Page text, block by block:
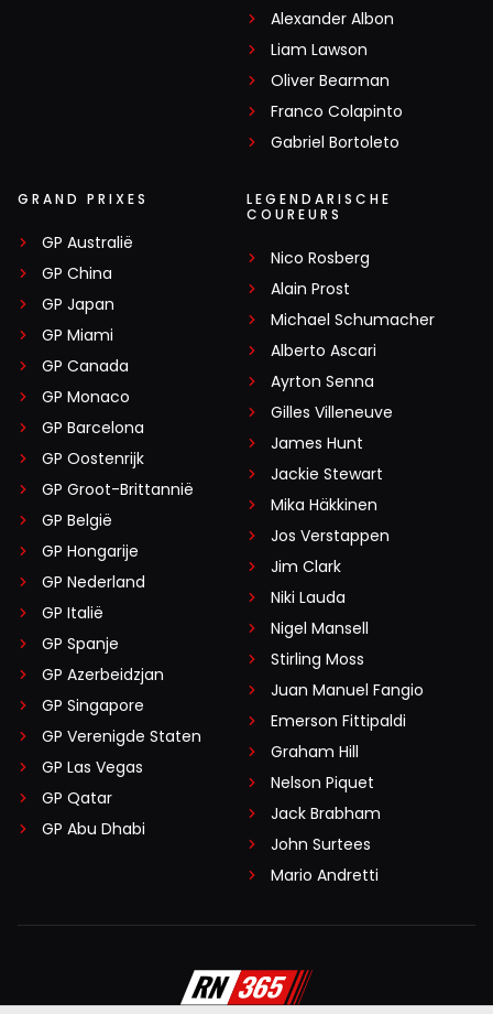
Alexander Albon
Liam Lawson
Oliver Bearman
Franco Colapinto
Gabriel Bortoleto
GRAND PRIXES
GP Australië
GP China
GP Japan
GP Miami
GP Canada
GP Monaco
GP Barcelona
GP Oostenrijk
GP Groot-Brittannië
GP België
GP Hongarije
GP Nederland
GP Italië
GP Spanje
GP Azerbeidzjan
GP Singapore
GP Verenigde Staten
GP Las Vegas
GP Qatar
GP Abu Dhabi
LEGENDARISCHE
COUREURS
Nico Rosberg
Alain Prost
Michael Schumacher
Alberto Ascari
Ayrton Senna
Gilles Villeneuve
James Hunt
Jackie Stewart
Mika Häkkinen
Jos Verstappen
Jim Clark
Niki Lauda
Nigel Mansell
Stirling Moss
Juan Manuel Fangio
Emerson Fittipaldi
Graham Hill
Nelson Piquet
Jack Brabham
John Surtees
Mario Andretti